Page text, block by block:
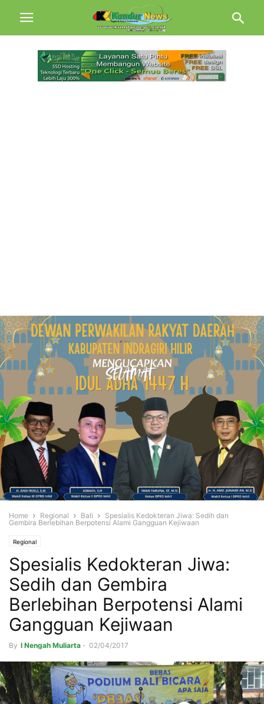
Home Regional Bali
Spesialis Kedokteran Jiwa: Sedih dan
Gembira Berlebihan Berpotensi Alami Gangguan Kejiwaan
Regional
Spesialis Kedokteran Jiwa:
Sedih dan Gembira
Berlebihan Berpotensi Alami
Gangguan Kejiwaan
By I Nengah Muliarta - 02/04/2017